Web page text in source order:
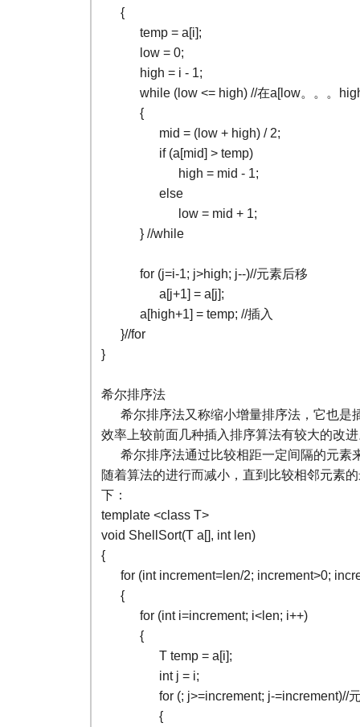
{
temp = a[i];
low = 0;
high = i - 1;
while (low <= high) //在a[low。。。
{
mid = (low + high) / 2;
if (a[mid] > temp)
high = mid - 1;
else
low = mid + 1;
} //while
for (j=i-1; j>high; j--)//元素后移
a[j+1] = a[j];
a[high+1] = temp; //插入
}//for
}
希尔排序法
希尔排序法又称缩小增量排序法，它也是
效率上较前面几种插入排序算法有较大的改
希尔排序法通过比较相距一定间隔的元素
随着算法的进行而减小，直到比较相邻元素
下：
template <class T>
void ShellSort(T a[], int len)
{
for (int increment=len/2; increment>0;
{
for (int i=increment; i<len; i++)
{
T temp = a[i];
int j = i;
for (; j>=increment; j-=increment)//元
{